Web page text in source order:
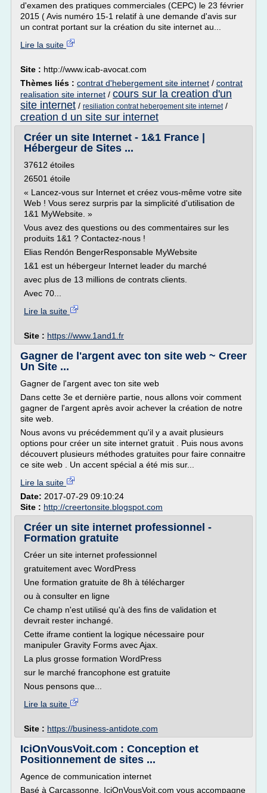
d'examen des pratiques commerciales (CEPC) le 23 février
2015 ( Avis numéro 15-1 relatif à une demande d'avis sur
un contrat portant sur la création du site internet au...
Lire la suite
Site : http://www.icab-avocat.com
Thèmes liés : contrat d'hebergement site internet / contrat
realisation site internet / cours sur la creation d'un
site internet / resiliation contrat hebergement site internet/
creation d un site sur internet
Créer un site Internet - 1&1 France |
Hébergeur de Sites ...
37612 étoiles
26501 étoile
« Lancez-vous sur Internet et créez vous-même votre site
Web ! Vous serez surpris par la simplicité d'utilisation de
1&1 MyWebsite. »
Vous avez des questions ou des commentaires sur les
produits 1&1 ? Contactez-nous !
Elias Rendón BengerResponsable MyWebsite
1&1 est un hébergeur Internet leader du marché
avec plus de 13 millions de contrats clients.
Avec 70...
Lire la suite
Site : https://www.1and1.fr
Gagner de l'argent avec ton site web ~ Creer
Un Site ...
Gagner de l'argent avec ton site web
Dans cette 3e et dernière partie, nous allons voir comment
gagner de l'argent après avoir achever la création de notre
site web.
Nous avons vu précédemment qu'il y a avait plusieurs
options pour créer un site internet gratuit . Puis nous avons
découvert plusieurs méthodes gratuites pour faire connaitre
ce site web . Un accent spécial a été mis sur...
Lire la suite
Date: 2017-07-29 09:10:24
Site : http://creertonsite.blogspot.com
Créer un site internet professionnel -
Formation gratuite
Créer un site internet professionnel
gratuitement avec WordPress
Une formation gratuite de 8h à télécharger
ou à consulter en ligne
Ce champ n'est utilisé qu'à des fins de validation et
devrait rester inchangé.
Cette iframe contient la logique nécessaire pour
manipuler Gravity Forms avec Ajax.
La plus grosse formation WordPress
sur le marché francophone est gratuite
Nous pensons que...
Lire la suite
Site : https://business-antidote.com
IciOnVousVoit.com : Conception et
Positionnement de sites ...
Agence de communication internet
Basé à Carcassonne, IciOnVousVoit.com vous accompagne